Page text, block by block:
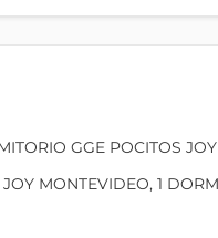
GGE POCITOS JOY
MONTEVIDEO, 1